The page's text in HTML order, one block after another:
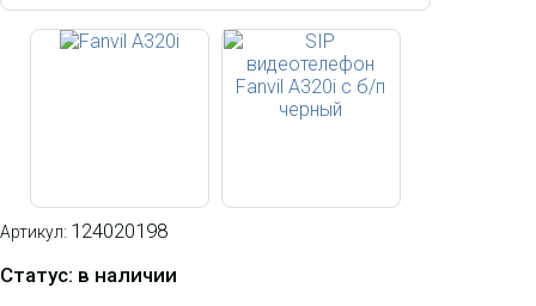
Артикул: 124020198
Статус: в наличии